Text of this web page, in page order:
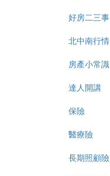
好房二三事
北中南行情
房產小常識
達人開講
保險
醫療險
長期照顧險